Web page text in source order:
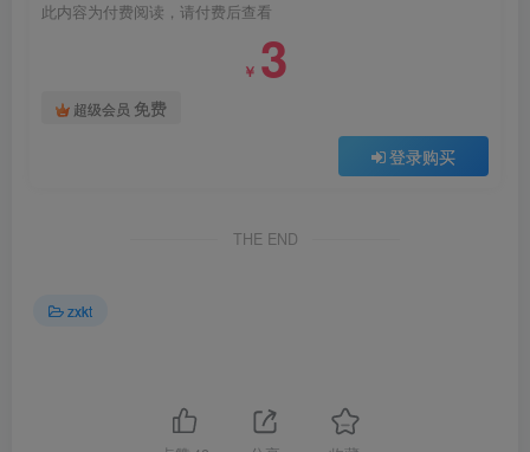
此内容为付费阅读，请付费后查看
￥ 3
超级会员 免费
登录购买
THE END
zxkt